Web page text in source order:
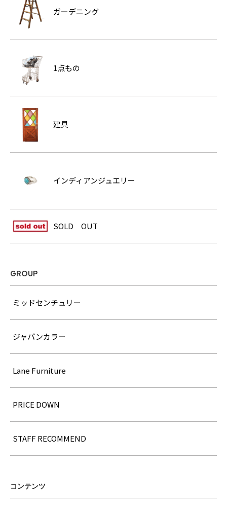
ガーデニング
1点もの
建具
インディアンジュエリー
SOLD OUT
GROUP
ミッドセンチュリー
ジャパンカラー
Lane Furniture
PRICE DOWN
STAFF RECOMMEND
コンテンツ